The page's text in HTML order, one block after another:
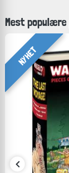
Mest
NYHET